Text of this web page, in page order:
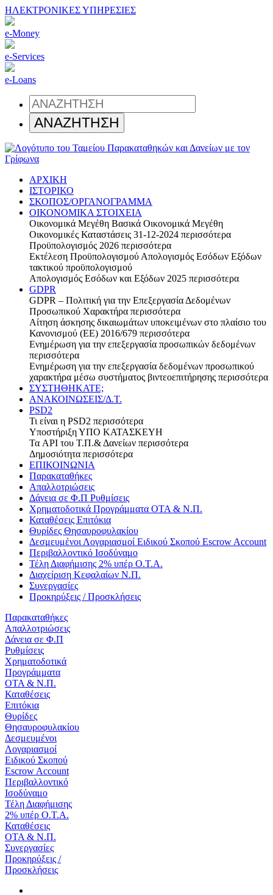
ΗΛΕΚΤΡΟΝΙΚΕΣ ΥΠΗΡΕΣΙΕΣ
e-Money
e-Services
e-Loans
ΑΡΧΙΚΗ
ΙΣΤΟΡΙΚΟ
ΣΚΟΠΟΣ/ΟΡΓΑΝΟΓΡΑΜΜΑ
ΟΙΚΟΝΟΜΙΚΑ ΣΤΟΙΧΕΙΑ
Οικονομικά Μεγέθη Βασικά Οικονομικά Μεγέθη
Οικονομικές Καταστάσεις 31-12-2024 περισσότερα
Προϋπολογισμός 2026 περισσότερα
Εκτέλεση Προϋπολογισμού Απολογισμός Εσόδων Εξόδων
τακτικού προϋπολογισμού
Απολογισμός Εσόδων και Εξόδων 2025 περισσότερα
GDPR
GDPR – Πολιτική για την Επεξεργασία Δεδομένων
Προσωπικού Χαρακτήρα περισσότερα
Αίτηση άσκησης δικαιωμάτων υποκειμένων στο πλαίσιο του
Κανονισμού (ΕΕ) 2016/679 περισσότερα
Ενημέρωση για την επεξεργασία προσωπικών δεδομένων
περισσότερα
Ενημέρωση για την επεξεργασία δεδομένων προσωπικού
χαρακτήρα μέσω συστήματος βιντεοεπιτήρησης περισσότερα
ΣΥΣΤΗΘΗΚΑΤΕ;
ΑΝΑΚΟΙΝΩΣΕΙΣ/Δ.Τ.
PSD2
Τι είναι η PSD2 περισσότερα
ΥποστήριξηΥΠΟ ΚΑΤΑΣΚΕΥΗ
Τα API του Τ.Π.& Δανείων περισσότερα
Δημοσιότητα περισσότερα
ΕΠΙΚΟΙΝΩΝΙΑ
Παρακαταθήκες
Απαλλοτριώσεις
Δάνεια σε Φ.Π Ρυθμίσεις
Χρηματοδοτικά Προγράμματα ΟΤΑ & Ν.Π.
Καταθέσεις Επιτόκια
Θυρίδες Θησαυροφυλακίου
Δεσμευμένοι Λογαριασμοί Ειδικού Σκοπού Escrow Account
Περιβαλλοντικό Ισοδύναμο
Τέλη Διαφήμισης 2% υπέρ Ο.Τ.Α.
Διαχείριση Κεφαλαίων Ν.Π.
Συνεργασίες
Προκηρύξεις / Προσκλήσεις
Παρακαταθήκες
Απαλλοτριώσεις
Δάνεια σε Φ.Π
Ρυθμίσεις
Χρηματοδοτικά
Προγράμματα
ΟΤΑ & Ν.Π.
Καταθέσεις
Επιτόκια
Θυρίδες
Θησαυροφυλακίου
Δεσμευμένοι
Λογαριασμοί
Ειδικού Σκοπού
Escrow Account
Περιβαλλοντικό
Ισοδύναμο
Τέλη Διαφήμισης
2% υπέρ Ο.Τ.Α.
Καταθέσεις
ΟΤΑ & Ν.Π.
Συνεργασίες
Προκηρύξεις /
Προσκλήσεις